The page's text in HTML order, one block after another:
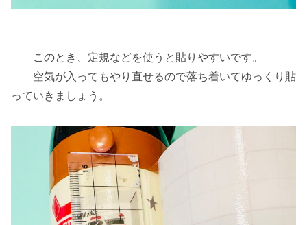
このとき、定規などを使うと貼りやすいです。
空気が入ってもやり直せるので落ち着いてゆっくり貼
っていきましょう。